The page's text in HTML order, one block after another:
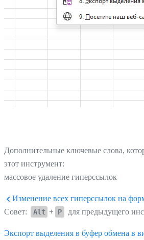
Дополнительные ключевые слова,
этот инструмент:
массовое удаление гиперссылок
Изменение всех гиперссылок на
Совет:
Alt + P для предыдущего
Экспорт выделения в буфер обмена в